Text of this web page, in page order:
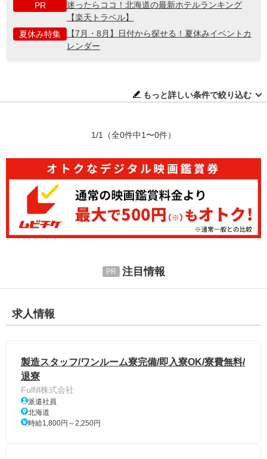
PR
迷ったらココ！北海道の最新ホテルランキング
【楽天トラベル】
夏休み特集
【7月・8月】日付から探せる！夏休みイベントカ
レンダー
もっと詳しい条件で絞り込む
1/1 （全0件中1〜0件）
注目情報
求人情報
製造スタッフ/ワンルーム寮完備/即入寮OK/寮費無料/
退寮
Fulfill株式会社
派遣社員
北海道
時給1,800円～2,250円